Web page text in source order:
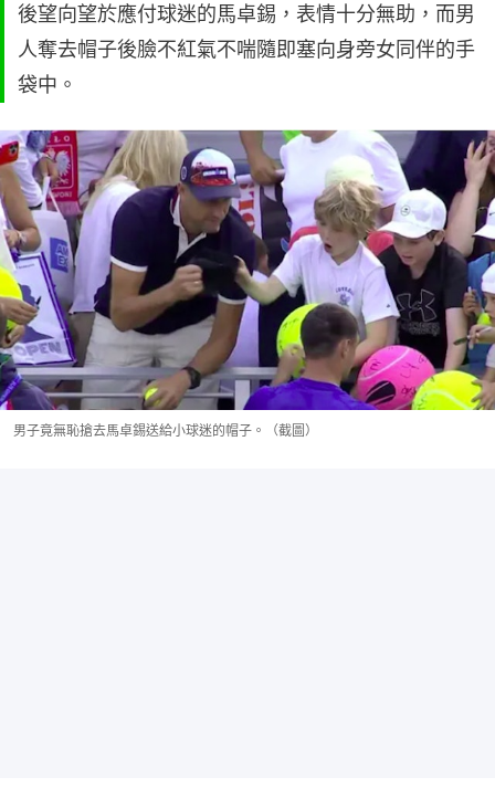
後望向望於應付球迷的馬卓錫，表情十分無助，而男
人奪去帽子後臉不紅氣不喘隨即塞向身旁女同伴的手
袋中。
男子竟無恥搶去馬卓錫送給小球迷的帽子。（截圖）